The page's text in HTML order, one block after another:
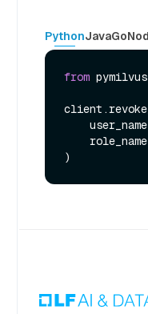
PythonJavaGo
from pymilvus